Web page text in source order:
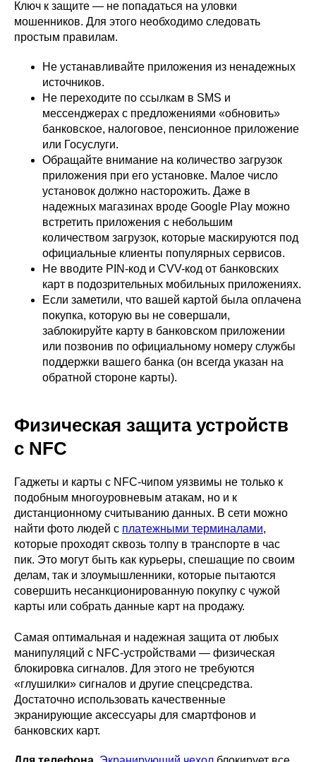
Ключ к защите — не попадаться на уловки
мошенников. Для этого необходимо следовать
простым правилам.
Не устанавливайте приложения из ненадежных
источников.
Не переходите по ссылкам в SMS и
мессенджерах с предложениями «обновить»
банковское, налоговое, пенсионное приложение
или Госуслуги.
Обращайте внимание на количество загрузок
приложения при его установке. Малое число
установок должно насторожить. Даже в
надежных магазинах вроде Google Play можно
встретить приложения с небольшим
количеством загрузок, которые маскируются под
официальные клиенты популярных сервисов.
Не вводите PIN-код и CVV-код от банковских
карт в подозрительных мобильных приложениях.
Если заметили, что вашей картой была оплачена
покупка, которую вы не совершали,
заблокируйте карту в банковском приложении
или позвонив по официальному номеру службы
поддержки вашего банка (он всегда указан на
обратной стороне карты).
Физическая защита устройств
с NFC
Гаджеты и карты с NFC-чипом уязвимы не только к
подобным многоуровневым атакам, но и к
дистанционному считыванию данных. В сети можно
найти фото людей с платежными терминалами,
которые проходят сквозь толпу в транспорте в час
пик. Это могут быть как курьеры, спешащие по своим
делам, так и злоумышленники, которые пытаются
совершить несанкционированную покупку с чужой
карты или собрать данные карт на продажу.
Самая оптимальная и надежная защита от любых
манипуляций с NFC-устройствами — физическая
блокировка сигналов. Для этого не требуются
«глушилки» сигналов и другие спецсредства.
Достаточно использовать качественные
экранирующие аксессуары для смартфонов и
банковских карт.